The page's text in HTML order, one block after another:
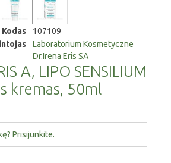
Kodas
107109
Laboratorium Kosmetyczne
Dr.Irena Eris SA
A, LIPO SENSILIUM
kremas, 50ml
Prisijunkite.